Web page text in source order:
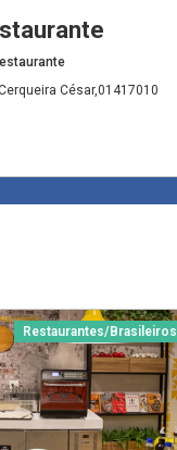
César,01417010
Restaurantes/Brasileiros